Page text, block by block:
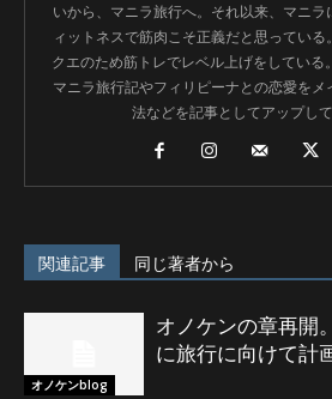
いから、マニラ旅行へ。それ以来、マニ
ィットネスで筋肉こそ正義だと思っている
クエのため筋トレでレベル上げをしている
マニラ旅行記やフィリピーナとの恋愛を
法などを記事としてアップして
関連記事 同じ著者から
オノケンblog
オノケンの章再開
に旅行に向けて計